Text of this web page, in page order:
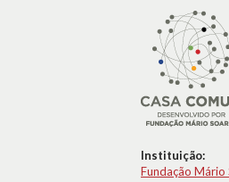
Instituição:
Fundação Mário